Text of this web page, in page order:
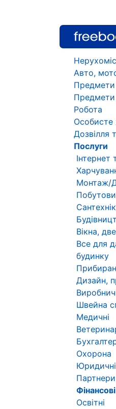
Авто,
Предмети
Робота
Особисте
Дозвілля
Послуги
Монтаж/
Вікна,
Все для
будинку
Дизайн,
Швейна
Медичні
Охорона
Юридичні
Партнери
Фінансові
Освітні